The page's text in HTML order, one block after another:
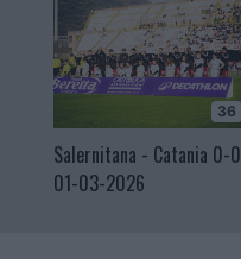
36
Salernitana - Catania 0-0
01-03-2026